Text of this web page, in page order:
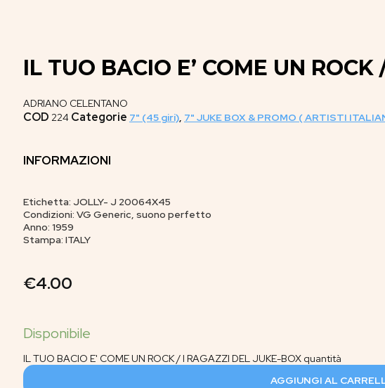
IL TUO BACIO E’ COME UN
ADRIANO CELENTANO
COD 224 Categorie 7" (45 giri), 7" JUKE BOX & PROMO ( ARTISTI
INFORMAZIONI
Etichetta: JOLLY- J 20064X45
Condizioni: VG Generic, suono perfetto
Anno: 1959
Stampa: ITALY
€4.00
IL TUO BACIO E' COME UN ROCK / I RAGAZZI DEL JUKE-BOX quantità
AGGIUNGI AL